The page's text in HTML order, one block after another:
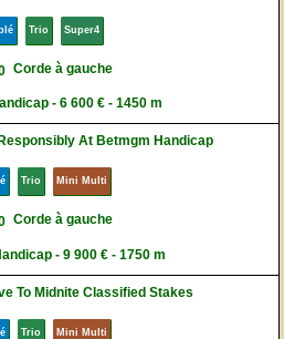
Trio Super4
Corde à gauche
- 6 600 € - 1450 m
At Betmgm Handicap
Trio Mini Multi
Corde à gauche
- 9 900 € - 1750 m
To Midnite Classified Stakes
Trio Mini Multi